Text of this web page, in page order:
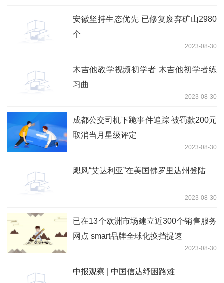
安徽坚持生态优先 已修复废弃矿山2980
个
2023-08-30
木吉他教学视频初学者 木吉他初学者练
习曲
2023-08-30
成都公交司机下跪事件追踪 被罚款200元
取消当月星级评定
2023-08-30
飓风“艾达利亚”在美国佛罗里达州登陆
2023-08-30
已在13个欧洲市场建立近300个销售服务
网点 smart品牌全球化换挡提速
2023-08-30
中报观察 | 中国信达纾困路难